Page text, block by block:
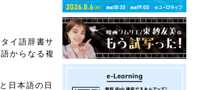
イ語辞書サ
からなる複
日本語の日